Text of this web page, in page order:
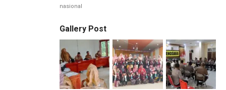
nasional
Gallery Post